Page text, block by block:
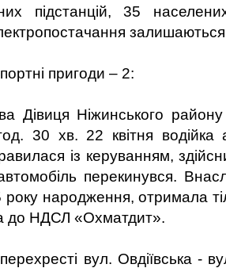
підстанцій, 35
пригоди – 2:
Дівиця Ніжинського
30 хв. 22 квітня водійка
із керуванням,
перекинувся.
народження, отримала
до НДСЛ «Охматдит».
вул. Овдіївська -